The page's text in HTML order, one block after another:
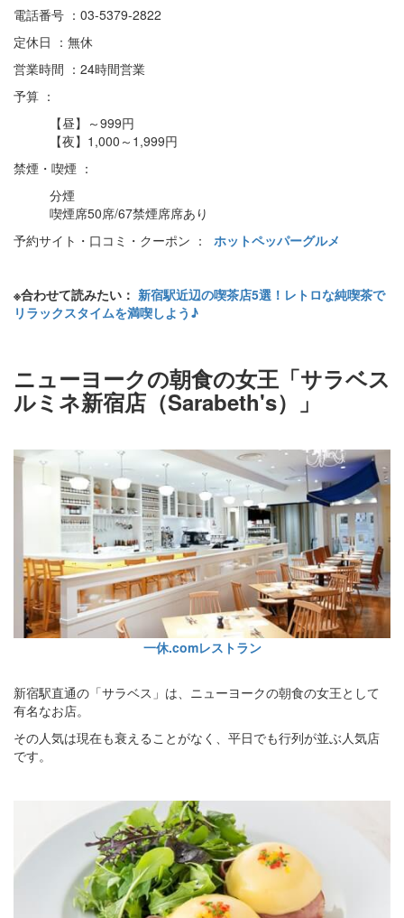
電話番号 ：03-5379-2822
定休日 ：無休
営業時間 ：24時間営業
予算 ：
【昼】～999円
【夜】1,000～1,999円
禁煙・喫煙 ：
分煙
喫煙席50席/67禁煙席席あり
予約サイト・口コミ・クーポン ： ホットペッパーグルメ
※合わせて読みたい： 新宿駅近辺の喫茶店5選！レトロな純喫茶で
リラックスタイムを満喫しよう♪
ニューヨークの朝食の女王「サラベス
ルミネ新宿店（Sarabeth's）」
一休.comレストラン
新宿駅直通の「サラベス」は、ニューヨークの朝食の女王として
有名なお店。
その人気は現在も衰えることがなく、平日でも行列が並ぶ人気店
です。